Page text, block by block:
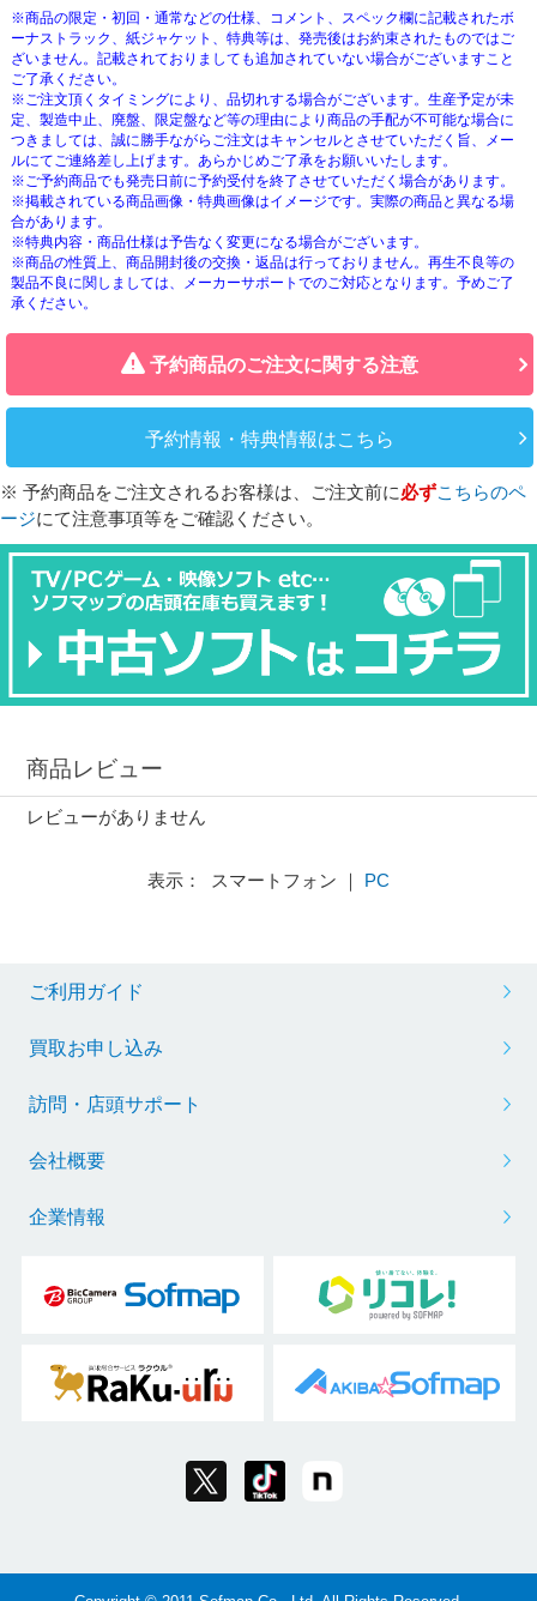
※商品の限定・初回・通常などの仕様、コメント、スペック欄に記載されたボ
ーナストラック、紙ジャケット、特典等は、発売後はお約束されたものではご
ざいません。記載されておりましても追加されていない場合がございますこと
ご了承ください。
※ご注文頂くタイミングにより、品切れする場合がございます。生産予定が未
定、製造中止、廃盤、限定盤など等の理由により商品の手配が不可能な場合に
つきましては、誠に勝手ながらご注文はキャンセルとさせていただく旨、メー
ルにてご連絡差し上げます。あらかじめご了承をお願いいたします。
※ご予約商品でも発売日前に予約受付を終了させていただく場合があります。
※掲載されている商品画像・特典画像はイメージです。実際の商品と異なる場
合があります。
※特典内容・商品仕様は予告なく変更になる場合がございます。
※商品の性質上、商品開封後の交換・返品は行っておりません。再生不良等の
製品不良に関しましては、メーカーサポートでのご対応となります。予めご了
承ください。
予約商品のご注文に関する注意
予約情報・特典情報はこちら
※ 予約商品をご注文されるお客様は、ご注文前に必ずこちらのペ
ージにて注意事項等をご確認ください。
商品レビュー
レビューがありません
表示： スマートフォン ｜ PC
ご利用ガイド
買取お申し込み
訪問・店頭サポート
会社概要
企業情報